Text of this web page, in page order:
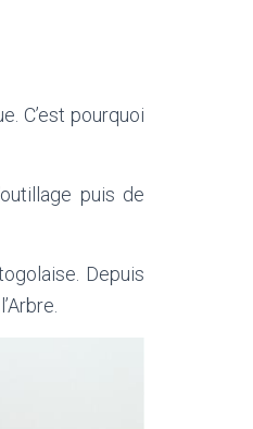
C’est pourquoi
puis de
Depuis